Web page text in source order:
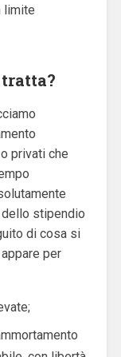
limite
privati che
stipendio
di cosa si
per